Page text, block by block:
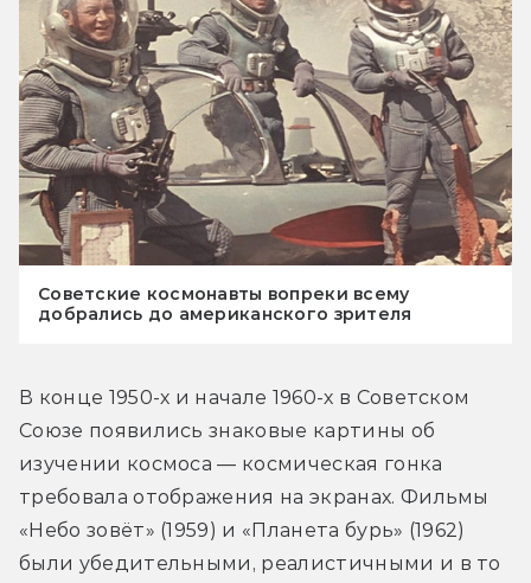
Советские космонавты вопреки всему
добрались до американского зрителя
В конце 1950-х и начале 1960-х в Советском
Союзе появились знаковые картины об
изучении космоса — космическая гонка
требовала отображения на экранах. Фильмы
«Небо зовёт» (1959) и «Планета бурь» (1962)
были убедительными, реалистичными и в то